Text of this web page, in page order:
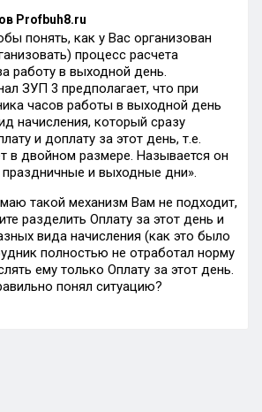
Profbuh8.ru
понять, как у Вас организован
процесс расчета
работу в выходной день.
ЗУП 3 предполагает, что при
часов работы в выходной день
начисления, который сразу
и доплату за этот день, т.е.
в двойном размере. Называется он
и выходные дни».
такой механизм Вам не подходит,
разделить Оплату за этот день и
вида начисления (как это было
полностью не отработал норму
ему только Оплату за этот день.
понял ситуацию?